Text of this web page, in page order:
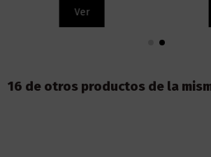
Ver
16 de otros productos de la